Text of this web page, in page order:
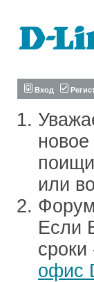
Вход
или
Если
офис